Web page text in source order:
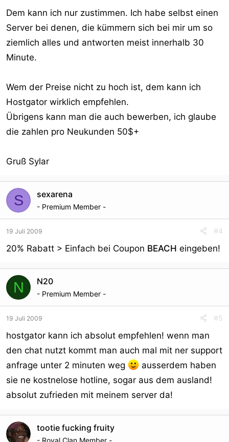
Dem kann ich nur zustimmen. Ich habe selbst einen
Server bei denen, die kümmern sich bei mir um so
ziemlich alles und antworten meist innerhalb 30
Minute.
Wem der Preise nicht zu hoch ist, dem kann ich
Hostgator wirklich empfehlen.
Übrigens kann man die auch bewerben, ich glaube
die zahlen pro Neukunden 50$+
Gruß Sylar
S sexarena
- Premium Member -
19 Juli 2009 #4
20% Rabatt > Einfach bei Coupon BEACH eingeben!
N N20
- Premium Member -
19 Juli 2009 #5
hostgator kann ich absolut empfehlen! wenn man
den chat nutzt kommt man auch mal mit ner support
anfrage unter 2 minuten weg
ausserdem haben
sie ne kostnelose hotline, sogar aus dem ausland!
absolut zufrieden mit meinem server da!
tootie fucking fruity
- Royal Clan Member -